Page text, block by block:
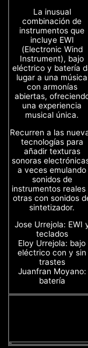
La inusual
combinación de
instrumentos que
incluye EWI
(Electronic Wind
Instrument), bajo
eléctrico y batería
lugar a una música
con armonías
abiertas,
una experiencia
musical única.
Recurren a las
tecnologías para
añadir texturas
sonoras
a veces emulando
sonidos de
instrumentos reales
otras con sonidos
sintetizador.
Jose Urrejola: EWI
teclados
Eloy Urrejola: bajo
eléctrico con y sin
trastes
Juanfran Moyano:
batería